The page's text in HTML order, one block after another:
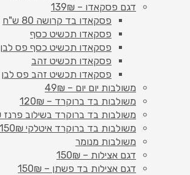
דגם פסקאדו – 139₪
פסקאדו בד קרושה 80 ש"ח
פסקאדו תכשיט כסף
פסקאדו תכשיט כסף פס לבן
פסקאדו תכשיט זהב
פסקאדו תכשיט זהב פס לבן
משולבות יום יום – 49₪
משולבות בד ברוקרד – 120₪
משולבות בד ברוקרד בשילוב פרנז 130₪
משולבות בד ברוקרד איטלקי 150₪
משולבות מנומר
דגם אצילות – 150₪
דגם אצילות בד פשתן – 150₪